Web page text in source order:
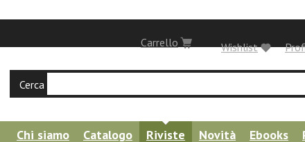
Carrello Wishlist
Cerca
Chi siamo Catalogo Riviste Novità Ebooks